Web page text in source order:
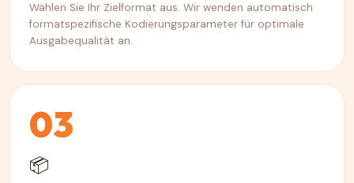
Wählen Sie Ihr Zielformat aus. Wir wenden automatisch
formatspezifische Kodierungsparameter für optimale
Ausgabequalität an.
03
📦